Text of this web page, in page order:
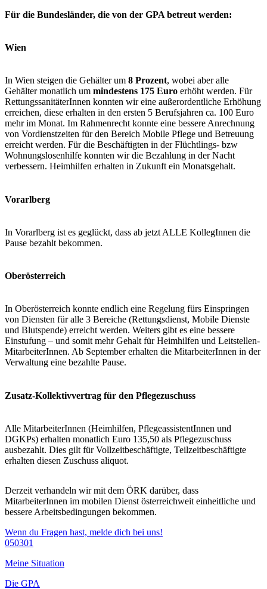
Für die Bundesländer, die von der GPA betreut werden:
Wien
In Wien steigen die Gehälter um 8 Prozent, wobei aber alle
Gehälter monatlich um mindestens 175 Euro erhöht werden. Für
RettungssanitäterInnen konnten wir eine außerordentliche Erhöhung
erreichen, diese erhalten in den ersten 5 Berufsjahren ca. 100 Euro
mehr im Monat. Im Rahmenrecht konnte eine bessere Anrechnung
von Vordienstzeiten für den Bereich Mobile Pflege und Betreuung
erreicht werden. Für die Beschäftigten in der Flüchtlings- bzw
Wohnungslosenhilfe konnten wir die Bezahlung in der Nacht
verbessern. Heimhilfen erhalten in Zukunft ein Monatsgehalt.
Vorarlberg
In Vorarlberg ist es geglückt, dass ab jetzt ALLE KollegInnen die
Pause bezahlt bekommen.
Oberösterreich
In Oberösterreich konnte endlich eine Regelung fürs Einspringen
von Diensten für alle 3 Bereiche (Rettungsdienst, Mobile Dienste
und Blutspende) erreicht werden. Weiters gibt es eine bessere
Einstufung – und somit mehr Gehalt für Heimhilfen und Leitstellen-
MitarbeiterInnen. Ab September erhalten die MitarbeiterInnen in der
Verwaltung eine bezahlte Pause.
Zusatz-Kollektivvertrag für den Pflegezuschuss
Alle MitarbeiterInnen (Heimhilfen, PflegeassistentInnen und
DGKPs) erhalten monatlich Euro 135,50 als Pflegezuschuss
ausbezahlt. Dies gilt für Vollzeitbeschäftigte, Teilzeitbeschäftigte
erhalten diesen Zuschuss aliquot.
Derzeit verhandeln wir mit dem ÖRK darüber, dass
MitarbeiterInnen im mobilen Dienst österreichweit einheitliche und
bessere Arbeitsbedingungen bekommen.
Wenn du Fragen hast, melde dich bei uns!
050301
Meine Situation
Die GPA